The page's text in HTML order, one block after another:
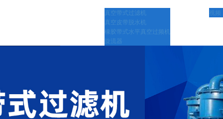
真空带式过滤机
真空皮带脱水机
橡胶带式水平真空过频机
旋流器
视频